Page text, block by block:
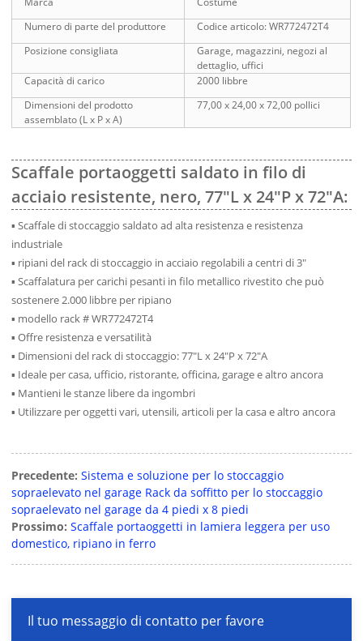
Numero di parte del produttore
Codice articolo: WR772472T4
Posizione consigliata
Garage, magazzini, negozi al
dettaglio, uffici
Capacità di carico
2000 libbre
Dimensioni del prodotto
assemblato (L x P x A)
77,00 x 24,00 x 72,00 pollici
Scaffale portaoggetti saldato in filo di
acciaio resistente, nero, 77"L x 24"P x 72"A:
▪ Scaffale di stoccaggio saldato ad alta resistenza e resistenza
industriale
▪ ripiani del rack di stoccaggio in acciaio regolabili a centri di 3″
▪ Scaffalatura per carichi pesanti in filo metallico rivestito che può
sostenere 2.000 libbre per ripiano
▪ modello rack # WR772472T4
▪ Offre resistenza e versatilità
▪ Dimensioni del rack di stoccaggio: 77″L x 24″P x 72″A
▪ Ideale per casa, ufficio, ristorante, officina, garage e altro ancora
▪ Mantieni le stanze libere da ingombri
▪ Utilizzare per oggetti vari, utensili, articoli per la casa e altro ancora
Precedente: Sistema e soluzione per lo stoccaggio
sopraelevato nel garage Rack da soffitto per lo stoccaggio
sopraelevato nel garage da 4 piedi x 8 piedi
Prossimo: Scaffale portaoggetti in lamiera leggera per uso
domestico, ripiano in ferro
Il tuo messaggio di contatto per favore